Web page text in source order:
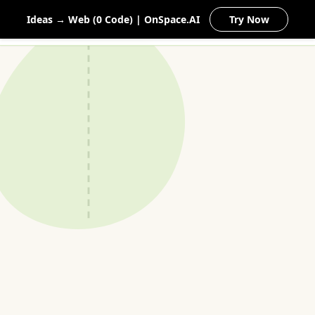
Ideas → Web (0 Code) | OnSpace.AI Try Now
MEIN